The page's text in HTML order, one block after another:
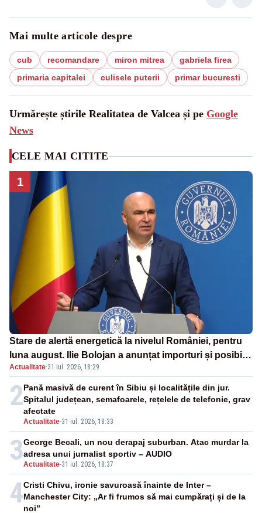
Mai multe articole despre
cub recomandare miron mitrea
gabriela firea
primaria capitalei
culisele puterii primar bucuresti
Urmărește știrile Realitatea de Valcea și pe Google
News
CELE MAI CITITE
1
Stare de alertă energetică la nivelul României, pentru
luna august. Ilie Bolojan a anunțat importuri și posibile
restricții – VIDEO
Actualitate·31 iul. 2026, 18:29
2
Actualitate-31 iul. 2026, 18:33
Pană masivă de curent în Sibiu și localitățile din jur.
Spitalul județean, semafoarele, rețelele de telefonie, grav
afectate
3Actualitate-31 iul. 2026, 18:37
George Becali, un nou derapaj suburban. Atac murdar la
adresa unui jurnalist sportiv – AUDIO
4Cristi Chivu, ironie savuroasă înainte de Inter –
Manchester City: „Ar fi frumos să mai cumpărați și de la
noi”